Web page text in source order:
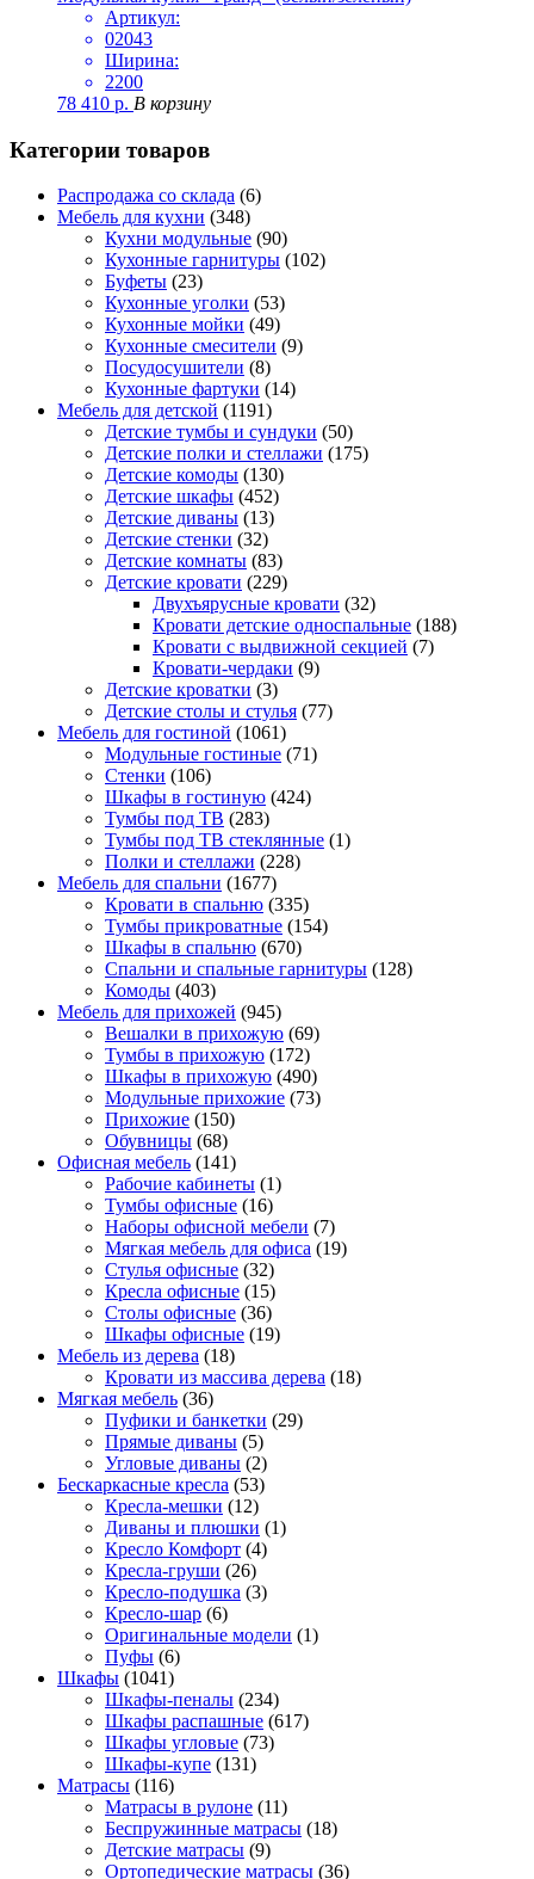
Артикул:
02043
Ширина:
2200
78 410 р. В корзину
Категории товаров
Распродажа со склада (6)
Мебель для кухни (348)
Кухни модульные (90)
Кухонные гарнитуры (102)
Буфеты (23)
Кухонные уголки (53)
Кухонные мойки (49)
Кухонные смесители (9)
Посудосушители (8)
Кухонные фартуки (14)
Мебель для детской (1191)
Детские тумбы и сундуки (50)
Детские полки и стеллажи (175)
Детские комоды (130)
Детские шкафы (452)
Детские диваны (13)
Детские стенки (32)
Детские комнаты (83)
Детские кровати (229)
Двухъярусные кровати (32)
Кровати детские односпальные (188)
Кровати с выдвижной секцией (7)
Кровати-чердаки (9)
Детские кроватки (3)
Детские столы и стулья (77)
Мебель для гостиной (1061)
Модульные гостиные (71)
Стенки (106)
Шкафы в гостиную (424)
Тумбы под ТВ (283)
Тумбы под ТВ стеклянные (1)
Полки и стеллажи (228)
Мебель для спальни (1677)
Кровати в спальню (335)
Тумбы прикроватные (154)
Шкафы в спальню (670)
Спальни и спальные гарнитуры (128)
Комоды (403)
Мебель для прихожей (945)
Вешалки в прихожую (69)
Тумбы в прихожую (172)
Шкафы в прихожую (490)
Модульные прихожие (73)
Прихожие (150)
Обувницы (68)
Офисная мебель (141)
Рабочие кабинеты (1)
Тумбы офисные (16)
Наборы офисной мебели (7)
Мягкая мебель для офиса (19)
Стулья офисные (32)
Кресла офисные (15)
Столы офисные (36)
Шкафы офисные (19)
Мебель из дерева (18)
Кровати из массива дерева (18)
Мягкая мебель (36)
Пуфики и банкетки (29)
Прямые диваны (5)
Угловые диваны (2)
Бескаркасные кресла (53)
Кресла-мешки (12)
Диваны и плюшки (1)
Кресло Комфорт (4)
Кресла-груши (26)
Кресло-подушка (3)
Кресло-шар (6)
Оригинальные модели (1)
Пуфы (6)
Шкафы (1041)
Шкафы-пеналы (234)
Шкафы распашные (617)
Шкафы угловые (73)
Шкафы-купе (131)
Матрасы (116)
Матрасы в рулоне (11)
Беспружинные матрасы (18)
Детские матрасы (9)
Ортопедические матрасы (36)